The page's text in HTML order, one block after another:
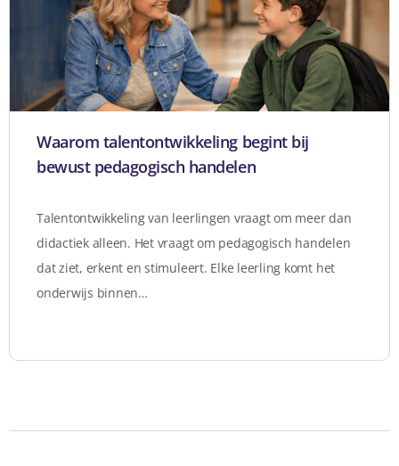
Waarom talentontwikkeling begint bij
bewust pedagogisch handelen
Talentontwikkeling van leerlingen vraagt om meer dan
didactiek alleen. Het vraagt om pedagogisch handelen
dat ziet, erkent en stimuleert. Elke leerling komt het
onderwijs binnen…